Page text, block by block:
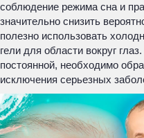
соблюдение режима сна и
значительно снизить
полезно использовать
гели для области вокруг
постоянной, необходимо
исключения серьезных